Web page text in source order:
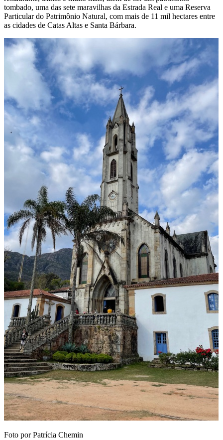
tombado, uma das sete maravilhas da Estrada Real e uma Reserva
Particular do Patrimônio Natural, com mais de 11 mil hectares entre
as cidades de Catas Altas e Santa Bárbara.
Foto por Patrícia Chemin